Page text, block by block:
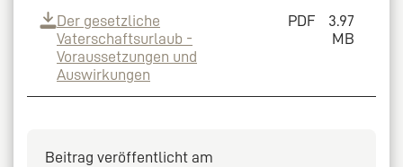
Der gesetzliche
Vaterschaftsurlaub -
Voraussetzungen und
Auswirkungen
PDF
3.97
MB
Beitrag veröffentlicht am